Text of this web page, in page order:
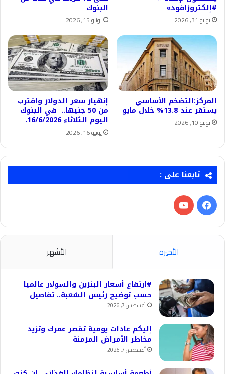
#إلكتروزافود»
يوليو 31, 2026
البنوك
يونيو 15, 2026
المركز:التضخم الأساسي
يستقر عند 13.8% خلال مايو
يونيو 10, 2026
إنهيار سعر الدولار واقترب
من 50 جنيها.. في البنوك
اليوم الثلاثاء 16/6/2026.
يونيو 16, 2026
تابعنا على :
فيسبوك‫YouTube
الأخيرة الأشهر
#ارتفاع أسعار البنزين والسولار عالميا
حسب توضيح رئيس الشعبة.. تفاصيل
أغسطس 7, 2026
إليكم عادات يومية تقصر عمرك وتزيد
مخاطر الأمراض المزمنة
أغسطس 7, 2026